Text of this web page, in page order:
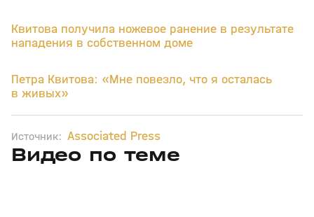
Квитова получила ножевое ранение в результате
нападения в собственном доме
Петра Квитова: «Мне повезло, что я осталась
в живых»
Источник: Associated Press
Видео по теме
11 июл, 16:17